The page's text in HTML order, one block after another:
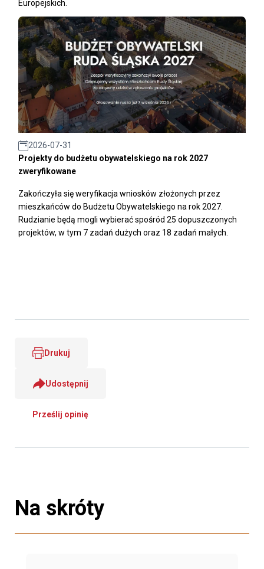
Europejskich.
2026-07-31
Projekty do budżetu obywatelskiego na rok 2027
zweryfikowane
Zakończyła się weryfikacja wniosków złożonych przez
mieszkańców do Budżetu Obywatelskiego na rok 2027.
Rudzianie będą mogli wybierać spośród 25 dopuszczonych
projektów, w tym 7 zadań dużych oraz 18 zadań małych.
Drukuj
Udostępnij
Prześlij opinię
Na skróty